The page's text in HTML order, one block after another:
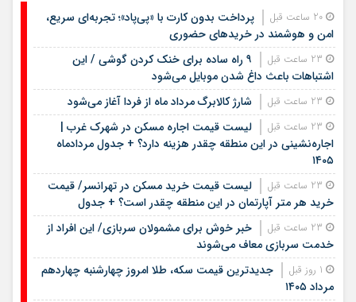
پرداخت بدون کارت با «پی‌پاد»؛ تجربه‌ای سریع،
امن و هوشمند در خریدهای حضوری
۹ راه ساده برای خنک کردن گوشی / این
اشتباهات باعث داغ شدن موبایل می‌شود
شارژ کالابرگ مرداد ماه از فردا آغاز می‌شود
لیست قیمت اجاره مسکن در شهرک غرب |
اجاره‌نشینی در این منطقه چقدر هزینه دارد؟ + جدول مردادماه
۱۴۰۵
لیست قیمت خرید مسکن در تهرانسر/ قیمت
خرید هر متر آپارتمان در این منطقه چقدر است؟ + جدول
خبر خوش برای مشمولان سربازی/ این افراد از
خدمت سربازی معاف می‌شوند
جدیدترین قیمت سکه، طلا امروز چهارشنبه چهاردهم
مرداد ۱۴۰۵